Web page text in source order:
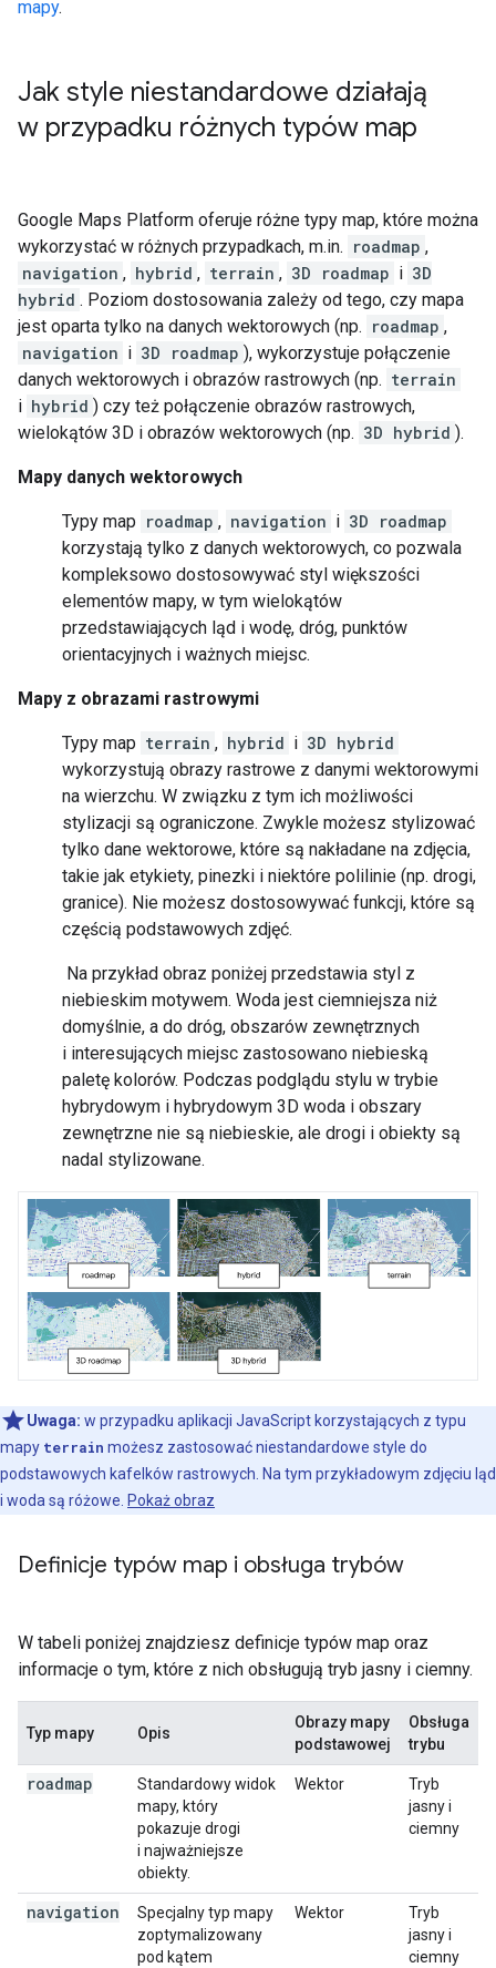
mapy.
Jak style niestandardowe działają
w przypadku różnych typów map
Google Maps Platform oferuje różne typy map, które można
wykorzystać w różnych przypadkach, m.in. roadmap ,
navigation , hybrid , terrain , 3D roadmap i 3D
hybrid . Poziom dostosowania zależy od tego, czy mapa
jest oparta tylko na danych wektorowych (np. roadmap ,
navigation i 3D roadmap ), wykorzystuje połączenie
danych wektorowych i obrazów rastrowych (np. terrain
i hybrid ) czy też połączenie obrazów rastrowych,
wielokątów 3D i obrazów wektorowych (np. 3D hybrid ).
Mapy danych wektorowych
Typy map roadmap , navigation i 3D roadmap
korzystają tylko z danych wektorowych, co pozwala
kompleksowo dostosowywać styl większości
elementów mapy, w tym wielokątów
przedstawiających ląd i wodę, dróg, punktów
orientacyjnych i ważnych miejsc.
Mapy z obrazami rastrowymi
Typy map terrain , hybrid i 3D hybrid
wykorzystują obrazy rastrowe z danymi wektorowymi
na wierzchu. W związku z tym ich możliwości
stylizacji są ograniczone. Zwykle możesz stylizować
tylko dane wektorowe, które są nakładane na zdjęcia,
takie jak etykiety, pinezki i niektóre polilinie (np. drogi,
granice). Nie możesz dostosowywać funkcji, które są
częścią podstawowych zdjęć.
Na przykład obraz poniżej przedstawia styl z
niebieskim motywem. Woda jest ciemniejsza niż
domyślnie, a do dróg, obszarów zewnętrznych
i interesujących miejsc zastosowano niebieską
paletę kolorów. Podczas podglądu stylu w trybie
hybrydowym i hybrydowym 3D woda i obszary
zewnętrzne nie są niebieskie, ale drogi i obiekty są
nadal stylizowane.
Uwaga: w przypadku aplikacji JavaScript korzystających z typu
mapy terrain możesz zastosować niestandardowe style do
podstawowych kafelków rastrowych. Na tym przykładowym zdjęciu ląd
i woda są różowe. Pokaż obraz
Definicje typów map i obsługa trybów
W tabeli poniżej znajdziesz definicje typów map oraz
informacje o tym, które z nich obsługują tryb jasny i ciemny.
Typ mapy Opis
Obrazy mapy
podstawowej
Obsługa
trybu
roadmap
Standardowy widok
mapy, który
pokazuje drogi
i najważniejsze
obiekty.
Wektor
Tryb
jasny i
ciemny
navigation
Specjalny typ mapy
zoptymalizowany
pod kątem
Wektor
Tryb
jasny i
ciemny